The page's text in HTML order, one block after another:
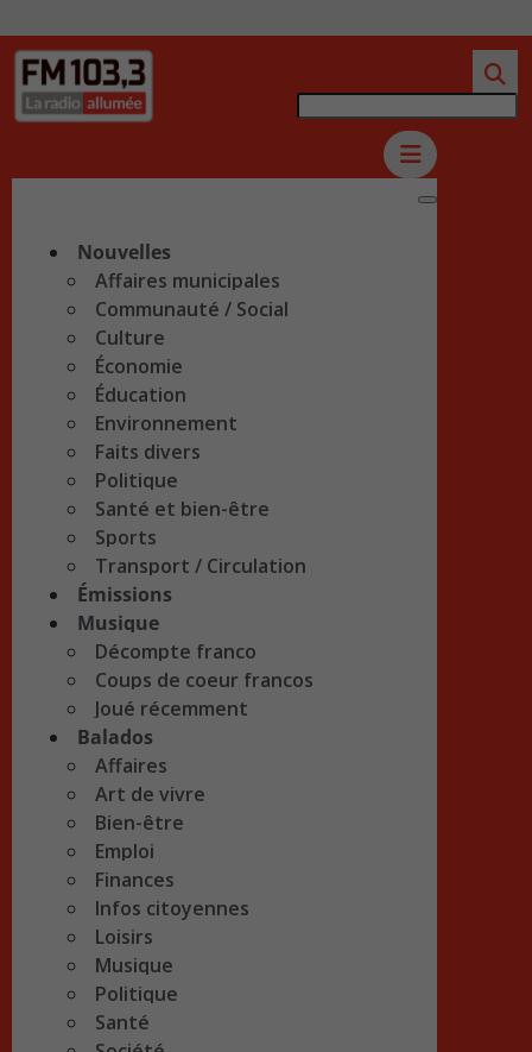
Nouvelles
Affaires municipales
Communauté / Social
Culture
Économie
Éducation
Environnement
Faits divers
Politique
Santé et bien-être
Sports
Transport / Circulation
Émissions
Musique
Décompte franco
Coups de coeur francos
Joué récemment
Balados
Affaires
Art de vivre
Bien-être
Emploi
Finances
Infos citoyennes
Loisirs
Musique
Politique
Santé